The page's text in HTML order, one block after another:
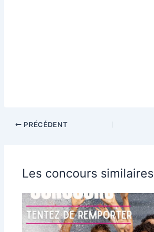
PRÉCÉDENT
Les concours similaires